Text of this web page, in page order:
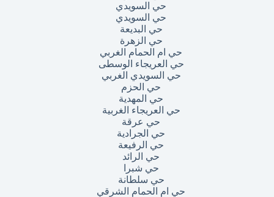
حي السويدي
حي السويدي
حي البديعة
حي الزهرة
حي ام الحمام الغربي
حي العريجاء الوسطى
حي السويدي الغربي
حي الحزم
حي المهدية
حي العريجاء الغربية
حي عرقة
حي الجرادية
حي الرفيعة
حي الرائد
حي شبرا
حي سلطانة
حي ام الحمام الشرقي